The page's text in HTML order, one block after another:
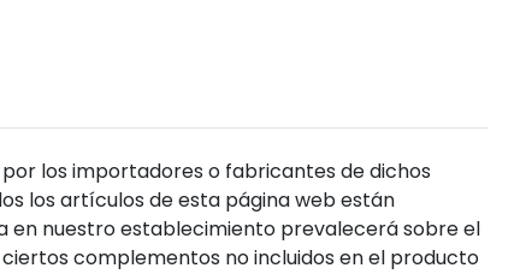
los importadores o fabricantes de dichos
los artículos de esta página web están
en nuestro establecimiento prevalecerá sobre el
complementos no incluidos en el producto